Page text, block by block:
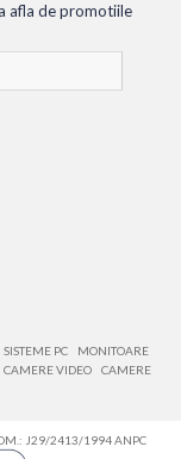
afla de promotiile
SISTEME PC
MONITOARE
CAMERE VIDEO
CAMERE
J29/2413/1994ANPC